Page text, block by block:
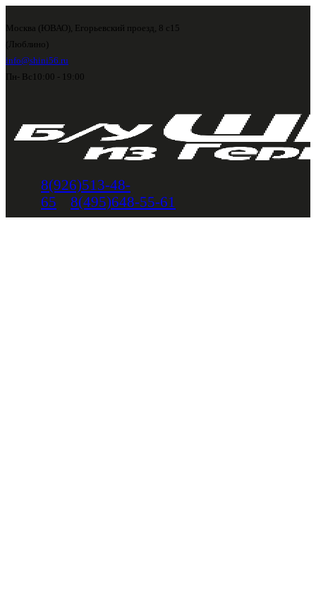
Москва (ЮВАО), Егорьевский проезд, 8 с15
(Люблино)
info@shini56.ru
Пн- Вс 10:00 - 19:00
8(926)513-48-
65
8(495)648-55-61